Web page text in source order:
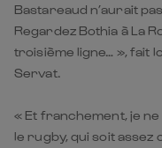
Bastareaud n’aurait
Regardez Bothia à La
troisième ligne… », fait
Servat.
« Et franchement, je ne
le rugby, qui soit